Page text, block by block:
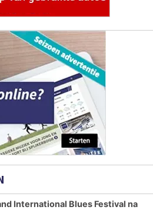
International Blues Festival na